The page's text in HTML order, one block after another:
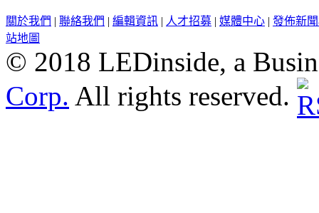
關於我們 | 聯絡我們 | 編輯資訊 | 人才招募 | 媒體中心 | 發佈新
站地圖
© 2018 LEDinside, a
Corp. All rights reserved.